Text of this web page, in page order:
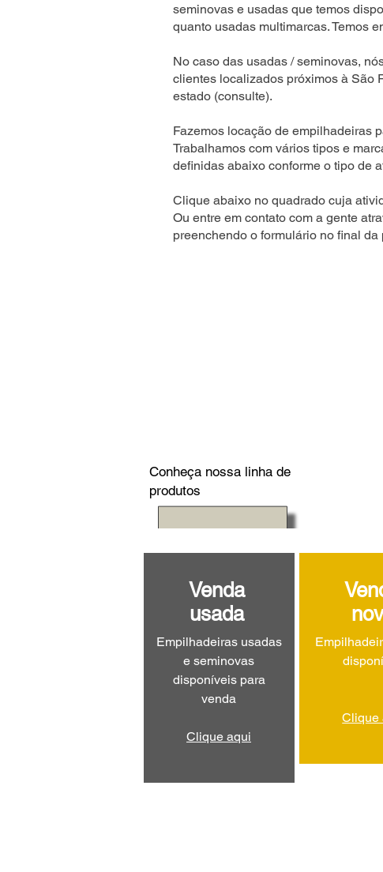
seminovas e usadas que temos
quanto usadas multimarcas. Temos
No caso das usadas / seminovas,
clientes localizados próximos à São
estado (consulte).
Fazemos locação de empilhadeiras
Trabalhamos com vários tipos e
definidas abaixo conforme o tipo de
Clique abaixo no quadrado cuja
Ou entre em contato com a gente
preenchendo o formulário no final da
Conheça nossa linha de
produtos
Venda
usada
Empilhadeiras usadas
e seminovas
disponíveis para
venda
Clique aqui
Clique